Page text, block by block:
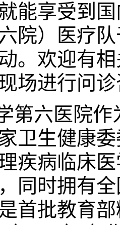
能享受到
院）医疗
。欢迎有
场进行问
第六医院
卫生健康
疾病临床
同时拥有
首批教育